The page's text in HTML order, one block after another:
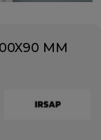
MM